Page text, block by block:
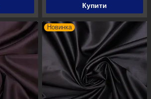
Купити
Новинка